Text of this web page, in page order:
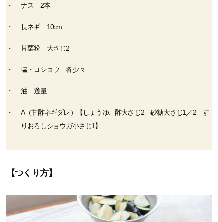
ナス 2本
長ネギ 10cm
片栗粉 大さじ2
塩・コショウ 各少々
油 適量
A（甘酢ネギダレ）【しょうゆ、酢大さじ2 砂糖大さじ1／2 す
りおろしショウガ小さじ1】
【つくり方】